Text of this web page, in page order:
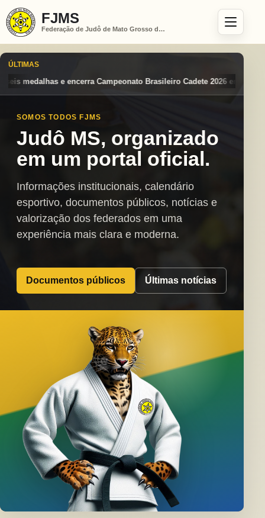
FJMS
Federação de Judô de Mato Grosso do Sul
ÚLTIMAS
Brasileiro Cadete 2026 entre os destaques nacionais Mato
SOMOS TODOS FJMS
Judô MS, organizado
em um portal oficial.
Informações institucionais, calendário
esportivo, documentos públicos, notícias e
valorização dos federados em uma
experiência mais clara e moderna.
Documentos públicos Últimas notícias